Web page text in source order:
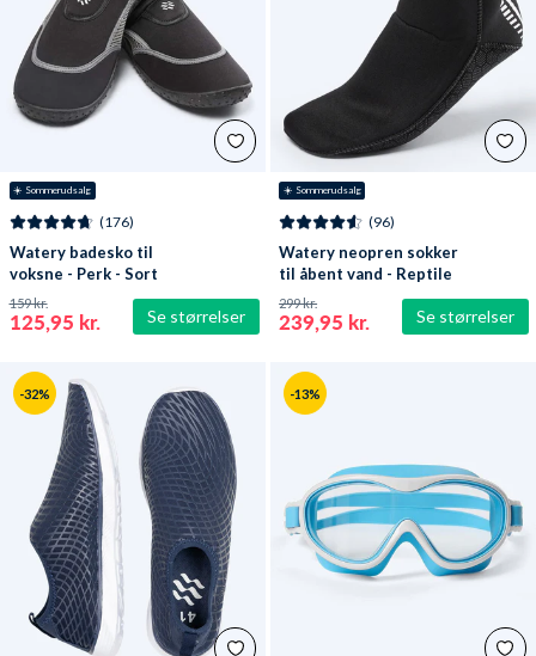
☀️ Sommerudsalg
Se størrelser
(176)
Watery badesko til
voksne - Perk - Sort
125,95 kr.
159 kr.
☀️ Sommerudsalg
Se størrelser
(96)
Watery neopren sokker
til åbent vand - Reptile
(3 mm) - Sort
239,95 kr.
299 kr.
-32% -13%